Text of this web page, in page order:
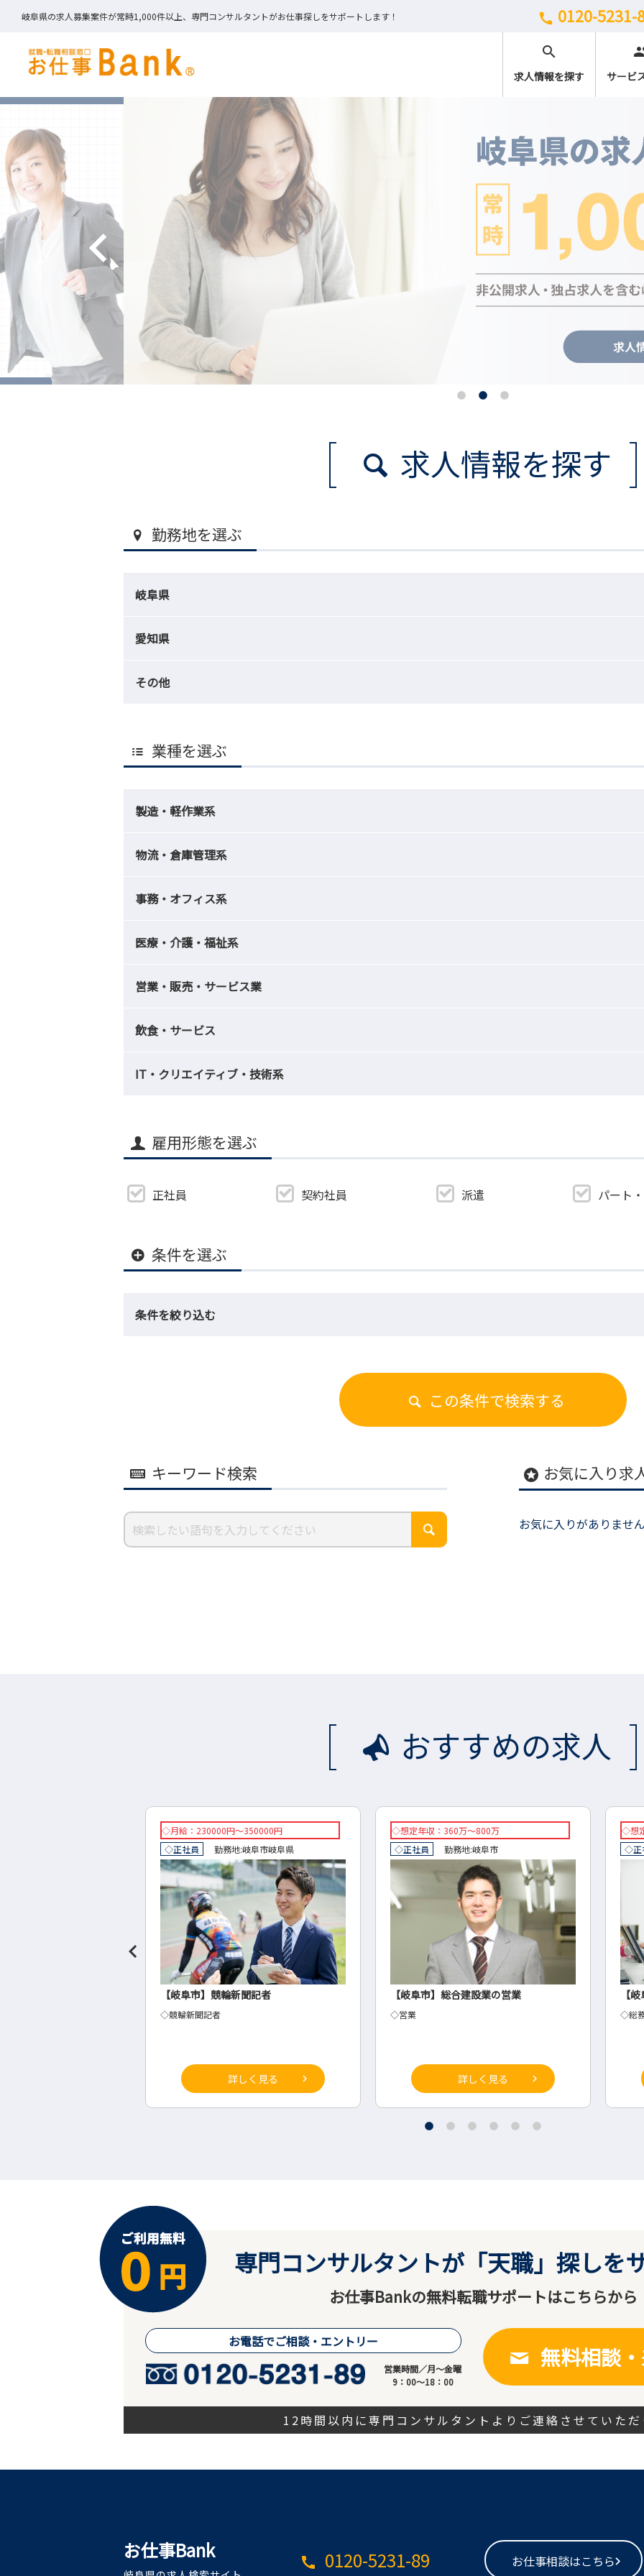
岐阜県の求人募集案件が常時1,000件以上、専門コンサルタントがお仕事探しをサポートします！ call 0120-5231-
search
求人情報を探す サービ
求人情報を探す
勤務地を選ぶ
岐阜県
愛知県
その他
業種を選ぶ
製造・軽作業系
物流・倉庫管理系
事務・オフィス系
医療・介護・福祉系
営業・販売・サービス業
飲食・サービス
IT・クリエイティブ・技術系
雇用形態を選ぶ
正社員 契約社員 派遣 パート
条件を選ぶ
条件を絞り込む
この条件で検索する
キーワード検索 stars お気に入り求
お気に入りがありませ
おすすめの求人
◇月給：230000円～350000円
◇正社員
勤務地:岐阜市岐阜県
【岐阜市】競輪新聞記者
◇競輪新聞記者
詳しく見る
◇想定年収：360万～800万
◇正社員
勤務地:岐阜市
【岐阜市】総合建設業の営業
◇営業
詳しく見る
◇想
◇正
【
◇総
専門コンサルタントが「天職」探しを
お仕事Bankの無料転職サポートはこちらから
お電話でご相談・エントリー
営業時間／月～金曜
9：00～18：00
無料相談
12時間以内に専門コンサルタントよりご連絡させていた
お仕事Bank
call 0120-5231-89 お仕事相談はこちら